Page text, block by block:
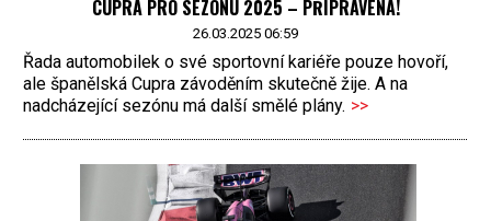
CUPRA PRO SEZÓNU 2025 – PŘIPRAVENA!
26.03.2025 06:59
Řada automobilek o své sportovní kariéře pouze hovoří,
ale španělská Cupra závoděním skutečně žije. A na
nadcházející sezónu má další smělé plány. >>